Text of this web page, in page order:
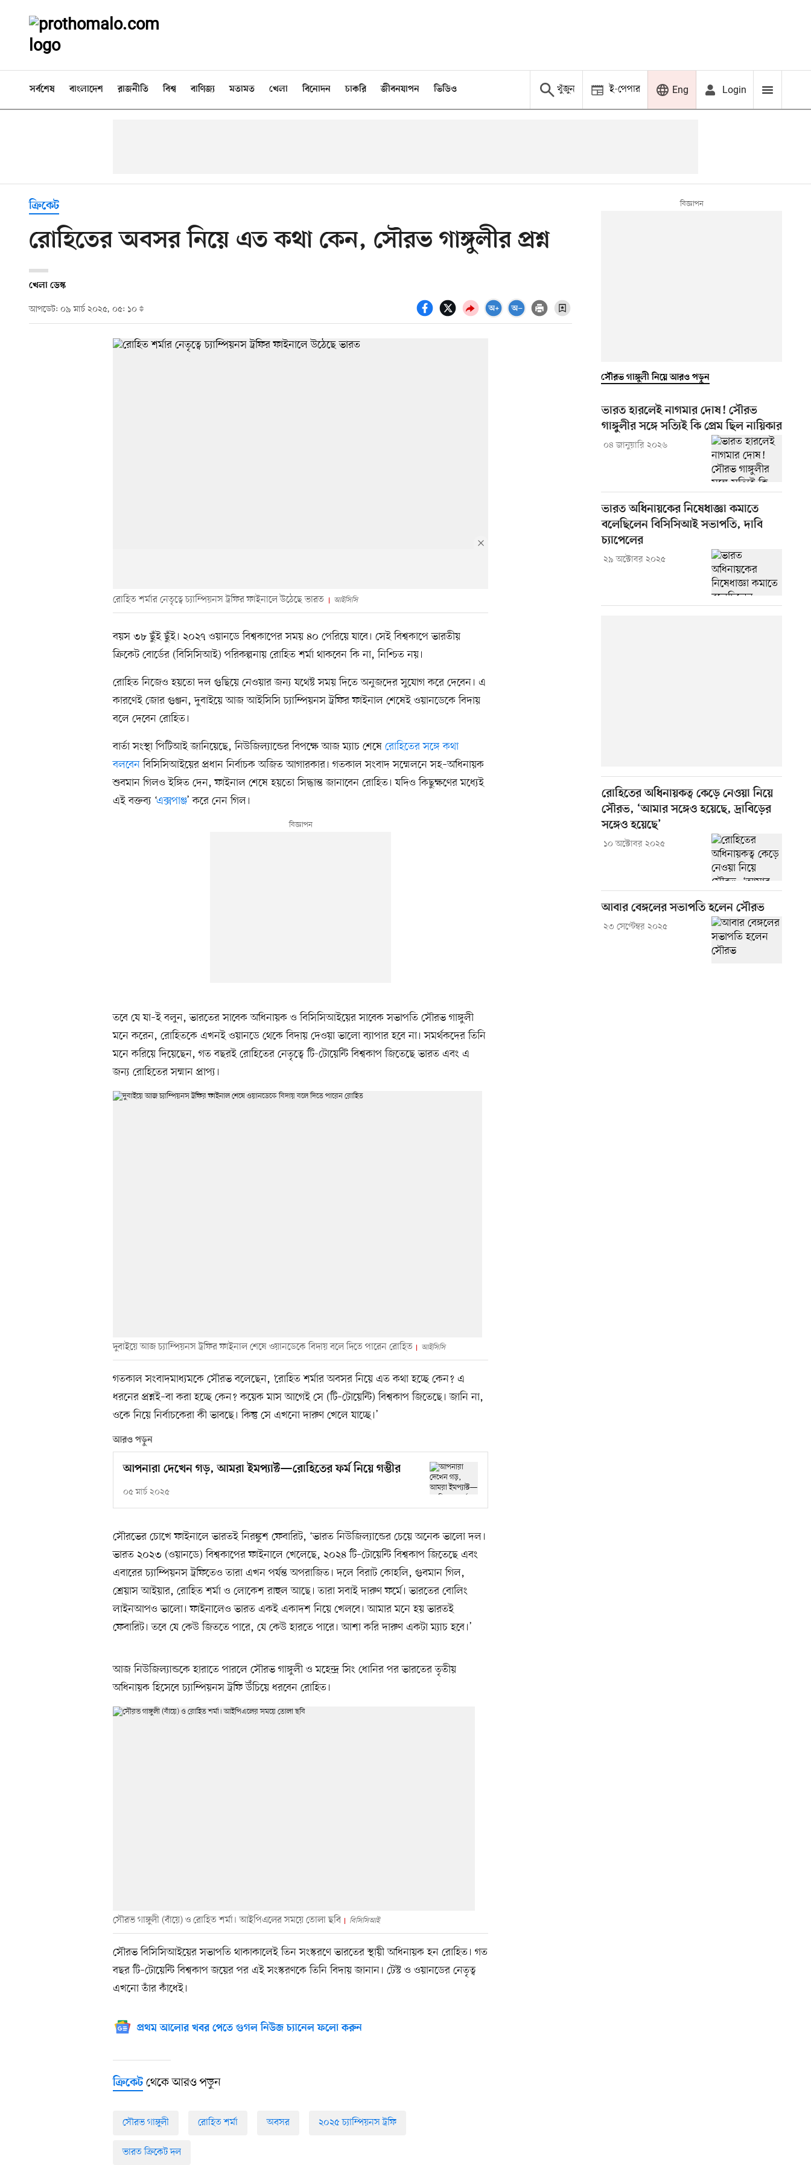
সর্বশেষ বাংলাদেশ রাজনীতি বিশ্ব বাণিজ্য মতামত খেলা বিনোদন চাকরি জীবনযাপন ভিডিও খুঁজুন ই-পেপার Eng Login
ক্রিকেট
রোহিতের অবসর নিয়ে এত কথা কেন, সৌরভ গাঙ্গুলীর প্রশ্ন
খেলা ডেস্ক
আপডেট: ০৯ মার্চ ২০২৫, ০৫: ১০
রোহিত শর্মার নেতৃত্বে চ্যাম্পিয়নস ট্রফির ফাইনালে উঠেছে ভারত আইসিসি
বয়স ৩৮ ছুঁই ছুঁই। ২০২৭ ওয়ানডে বিশ্বকাপের সময় ৪০ পেরিয়ে যাবে। সেই বিশ্বকাপে ভারতীয়
ক্রিকেট বোর্ডের (বিসিসিআই) পরিকল্পনায় রোহিত শর্মা থাকবেন কি না, নিশ্চিত নয়।
রোহিত নিজেও হয়তো দল গুছিয়ে নেওয়ার জন্য যথেষ্ট সময় দিতে অনুজদের সুযোগ করে দেবেন। এ
কারণেই জোর গুঞ্জন, দুবাইয়ে আজ আইসিসি চ্যাম্পিয়নস ট্রফির ফাইনাল শেষেই ওয়ানডেকে বিদায়
বলে দেবেন রোহিত।
বার্তা সংস্থা পিটিআই জানিয়েছে, নিউজিল্যান্ডের বিপক্ষে আজ ম্যাচ শেষে রোহিতের সঙ্গে কথা
বলবেনবিসিসিআইয়ের প্রধান নির্বাচক অজিত আগারকার। গতকাল সংবাদ সম্মেলনে সহ–অধিনায়ক
শুবমান গিলও ইঙ্গিত দেন, ফাইনাল শেষে হয়তো সিদ্ধান্ত জানাবেন রোহিত। যদিও কিছুক্ষণের মধ্যেই
এই বক্তব্য ‘এক্সপাঞ্জ’ করে নেন গিল।
তবে যে যা–ই বলুন, ভারতের সাবেক অধিনায়ক ও বিসিসিআইয়ের সাবেক সভাপতি সৌরভ গাঙ্গুলী
মনে করেন, রোহিতকে এখনই ওয়ানডে থেকে বিদায় দেওয়া ভালো ব্যাপার হবে না। সমর্থকদের তিনি
মনে করিয়ে দিয়েছেন, গত বছরই রোহিতের নেতৃত্বে টি-টোয়েন্টি বিশ্বকাপ জিতেছে ভারত এবং এ
জন্য রোহিতের সম্মান প্রাপ্য।
দুবাইয়ে আজ চ্যাম্পিয়নস ট্রফির ফাইনাল শেষে ওয়ানডেকে বিদায় বলে দিতে পারেন রোহিত আইসিসি
গতকাল সংবাদমাধ্যমকে সৌরভ বলেছেন, ‘রোহিত শর্মার অবসর নিয়ে এত কথা হচ্ছে কেন? এ
ধরনের প্রশ্নই–বা করা হচ্ছে কেন? কয়েক মাস আগেই সে (টি–টোয়েন্টি) বিশ্বকাপ জিতেছে। জানি না,
ওকে নিয়ে নির্বাচকেরা কী ভাবছে। কিন্তু সে এখনো দারুণ খেলে যাচ্ছে।’
আরও পড়ুন
আপনারা দেখেন গড়, আমরা ইমপ্যাক্ট—রোহিতের ফর্ম নিয়ে গম্ভীর
০৫ মার্চ ২০২৫
সৌরভের চোখে ফাইনালে ভারতই নিরঙ্কুশ ফেবারিট, ‘ভারত নিউজিল্যান্ডের চেয়ে অনেক ভালো দল।
ভারত ২০২৩ (ওয়ানডে) বিশ্বকাপের ফাইনালে খেলেছে, ২০২৪ টি–টোয়েন্টি বিশ্বকাপ জিতেছে এবং
এবারের চ্যাম্পিয়নস ট্রফিতেও তারা এখন পর্যন্ত অপরাজিত। দলে বিরাট কোহলি, গুবমান গিল,
শ্রেয়াস আইয়ার, রোহিত শর্মা ও লোকেশ রাহুল আছে। তারা সবাই দারুণ ফর্মে। ভারতের বোলিং
লাইনআপও ভালো। ফাইনালেও ভারত একই একাদশ নিয়ে খেলবে। আমার মনে হয় ভারতই
ফেবারিট। তবে যে কেউ জিততে পারে, যে কেউ হারতে পারে। আশা করি দারুণ একটা ম্যাচ হবে।’
আজ নিউজিল্যান্ডকে হারাতে পারলে সৌরভ গাঙ্গুলী ও মহেন্দ্র সিং ধোনির পর ভারতের তৃতীয়
অধিনায়ক হিসেবে চ্যাম্পিয়নস ট্রফি উঁচিয়ে ধরবেন রোহিত।
সৌরভ গাঙ্গুলী (বাঁয়ে) ও রোহিত শর্মা। আইপিএলের সময়ে তোলা ছবি বিসিসিআই
সৌরভ বিসিসিআইয়ের সভাপতি থাকাকালেই তিন সংস্করণে ভারতের স্থায়ী অধিনায়ক হন রোহিত। গত
বছর টি–টোয়েন্টি বিশ্বকাপ জয়ের পর এই সংস্করণকে তিনি বিদায় জানান। টেস্ট ও ওয়ানডের নেতৃত্ব
এখনো তাঁর কাঁধেই।
প্রথম আলোর খবর পেতে গুগল নিউজ চ্যানেল ফলো করুন
ক্রিকেটথেকে আরও পড়ুন
সৌরভ গাঙ্গুলী রোহিত শর্মা অবসর ২০২৫ চ্যাম্পিয়নস ট্রফি
ভারত ক্রিকেট দল
সৌরভ গাঙ্গুলী নিয়ে আরও পড়ুন
ভারত হারলেই নাগমার দোষ! সৌরভ
গাঙ্গুলীর সঙ্গে সত্যিই কি প্রেম ছিল নায়িকার
০৪ জানুয়ারি ২০২৬
ভারত অধিনায়কের নিষেধাজ্ঞা কমাতে
বলেছিলেন বিসিসিআই সভাপতি, দাবি
চ্যাপেলের
২৯ অক্টোবর ২০২৫
রোহিতের অধিনায়কত্ব কেড়ে নেওয়া নিয়ে
সৌরভ, ‘আমার সঙ্গেও হয়েছে, দ্রাবিড়ের
সঙ্গেও হয়েছে’
১০ অক্টোবর ২০২৫
আবার বেঙ্গলের সভাপতি হলেন সৌরভ
২৩ সেপ্টেম্বর ২০২৫